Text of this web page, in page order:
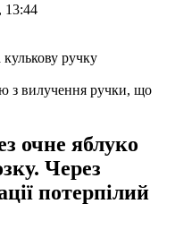
13:44
з вилучення ручки, що
очне яблуко
Через
потерпілий